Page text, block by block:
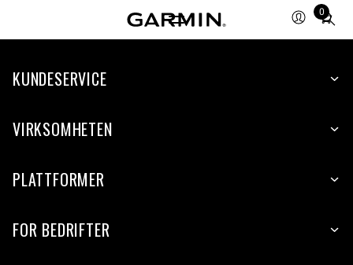
0
Total
items
cart:
KUNDESERVICE
VIRKSOMHETEN
PLATTFORMER
FOR BEDRIFTER